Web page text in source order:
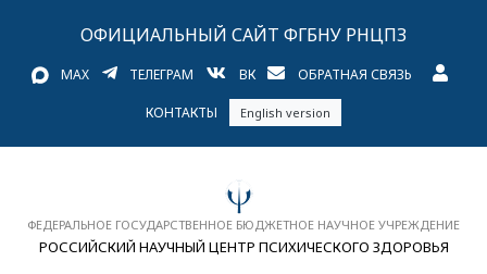
ОФИЦИАЛЬНЫЙ САЙТ ФГБНУ РНЦПЗ
MAX ТЕЛЕГРАМ ВК ОБРАТНАЯ СВЯЗЬ
КОНТАКТЫ English version
ФЕДЕРАЛЬНОЕ ГОСУДАРСТВЕННОЕ БЮДЖЕТНОЕ НАУЧНОЕ УЧРЕЖДЕНИЕ
РОССИЙСКИЙ НАУЧНЫЙ ЦЕНТР ПСИХИЧЕСКОГО ЗДОРОВЬЯ